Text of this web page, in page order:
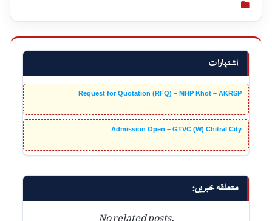
اشتہارات
Request for Quotation (RFQ) – MHP Khot – AKRSP
Admission Open – GTVC (W) Chitral City
متعلقہ خبریں:
No related posts.